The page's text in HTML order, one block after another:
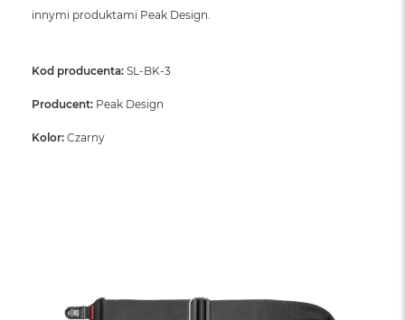
innymi produktami Peak Design.
Kod producenta: SL-BK-3
Producent: Peak Design
Kolor: Czarny